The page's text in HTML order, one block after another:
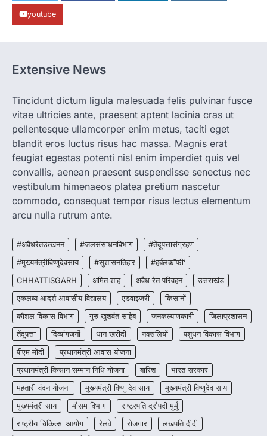
1
2
CHHATTISGARH
जाएगी एल्बेंडाजोल
रायपुर। राष्ट्रीय कृमि मुक्ति दिवस भारत सरकार द्वारा
बच्चों के स्वास्थ्य सुधार के लिए वर्ष…
3
CHHATTISGARH
CG : मुख्यमंत्री विष्णुदेव साय के नेतृत्व में
छत्तीसगढ़ को बड़ी उपलब्धि
More Khabar August 7, 2026
रायपुर। मुख्यमंत्री विष्णुदेव साय के नेतृत्व में स्वच्छ ऊर्जा,
हरित विकास और किसानों की आय…
4
CHHATTISGARH
CG : पांच माह की अनुष्का को मिला नया
जीवन, चिरायु योजना से संभव हुई सफल सर्जरी
More Khabar August 7, 2026
रायपुर। राष्ट्रीय बाल स्वास्थ्य कार्यक्रम (चिरायु) के तहत
जशपुर जिले की 5 माह की मासूम…
youtube
Extensive News
Tincidunt dictum ligula malesuada felis pulvinar fusce
vitae ultricies ante, praesent aptent lacinia cras ut
pellentesque ullamcorper enim metus, taciti eget
blandit eros luctus risus hac massa. Magnis erat
feugiat egestas potenti nisl enim imperdiet quis vel
convallis, aenean praesent suspendisse senectus nec
vestibulum himenaeos platea pretium nascetur
commodo, consequat tempor risus lectus elementum
arcu nulla rutrum ante.
#अवैधरेतउत्खनन #जलसंसाधनविभाग
#तेंदूपत्तासंग्रहण
#मुख्यमंत्रीविष्णुदेवसाय
#सुशासनतिहार
#हर्बलकॉफी’
CHHATTISGARH
अमित शाह अवैध रेत परिवहन
उत्तराखंड
एकलव्य आदर्श आवासीय विद्यालय
एडवाइजरी
किसानों
कौशल विकास विभाग
गुरु खुशवंत साहेब जनकल्याणकारी
जिलाप्रशासन
तेंदूपत्ता
दिव्यांगजनों धान खरीदी नक्सलियों
पशुधन विकास विभाग
पीएम मोदी
प्रधानमंत्री आवास योजना
प्रधानमंत्री किसान सम्मान निधि योजना
बारिश
भारत सरकार
महतारी वंदन योजना
मुख्यमंत्री विष्णु देव साय
मुख्यमंत्री विष्णुदेव साय
मुख्यमंत्री साय
मौसम विभाग
राष्ट्रपति द्रौपदी मुर्मु
राष्ट्रीय चिकित्सा आयोग
रेलवे रोजगार
लखपति दीदी